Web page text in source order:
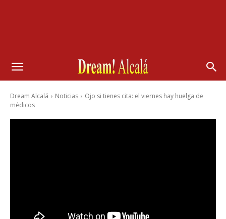
Dream Alcalá Noticias
Ojo si tienes cita: el viernes hay huelga de
médicos